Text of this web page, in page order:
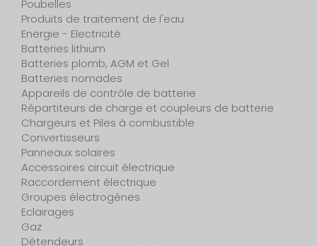
Poubelles
Produits de traitement de l'eau
Energie - Electricité
Batteries lithium
Batteries plomb, AGM et Gel
Batteries nomades
Appareils de contrôle de batterie
Répartiteurs de charge et coupleurs de batterie
Chargeurs et Piles à combustible
Convertisseurs
Panneaux solaires
Accessoires circuit électrique
Raccordement électrique
Groupes électrogènes
Eclairages
Gaz
Détendeurs